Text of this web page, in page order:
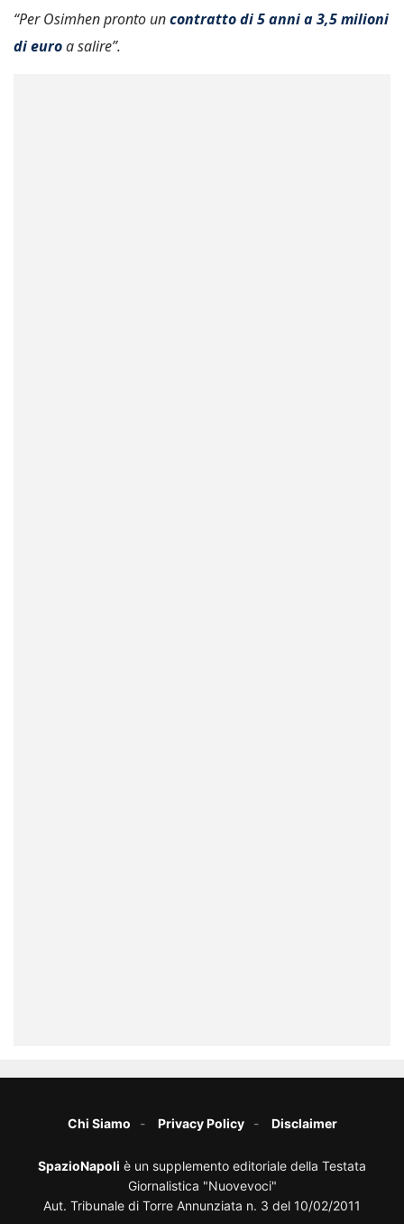
“Per Osimhen pronto uncontratto di 5 anni a 3,5 milioni
di euroa salire”.
Chi Siamo Privacy Policy Disclaimer
SpazioNapoli è un supplemento editoriale della Testata
Giornalistica "Nuovevoci"
Aut. Tribunale di Torre Annunziata n. 3 del 10/02/2011